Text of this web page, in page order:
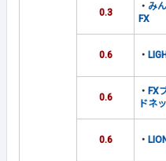
0.3
・ み
FX
0.6 ・
0.6
・ FX
ドネ
0.6 ・